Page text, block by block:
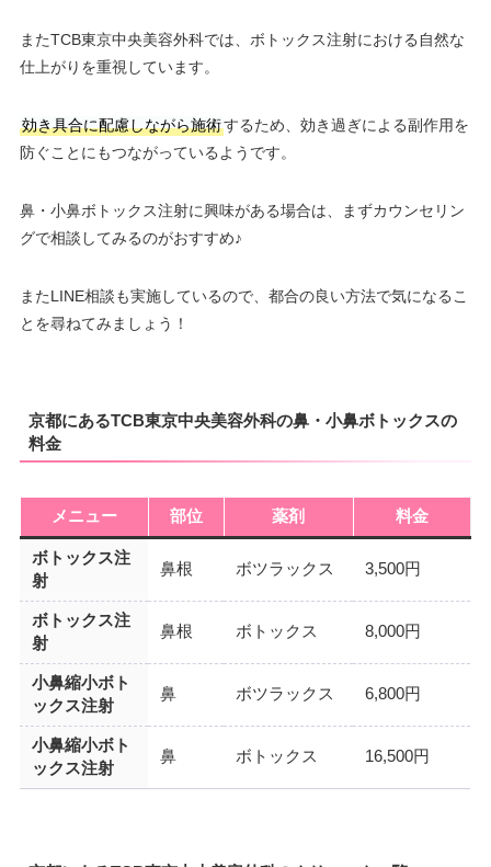
またTCB東京中央美容外科では、ボトックス注射における自然な
仕上がりを重視しています。
効き具合に配慮しながら施術するため、効き過ぎによる副作用を
防ぐことにもつながっているようです。
鼻・小鼻ボトックス注射に興味がある場合は、まずカウンセリン
グで相談してみるのがおすすめ♪
またLINE相談も実施しているので、都合の良い方法で気になるこ
とを尋ねてみましょう！
京都にあるTCB東京中央美容外科の鼻・小鼻ボトックスの
料金
メニュー 部位 薬剤 料金
ボトックス注
射
鼻根 ボツラックス 3,500円
ボトックス注
射
鼻根 ボトックス 8,000円
小鼻縮小ボト
ックス注射
鼻 ボツラックス 6,800円
小鼻縮小ボト
ックス注射
鼻 ボトックス 16,500円